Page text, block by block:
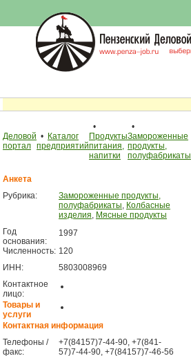
Деловой
портал
• Каталог
предприятий
•
Продукты
питания,
напитки
•
Замороженные
продукты,
полуфабрикаты
Анкета
Рубрика:
Замороженные продукты,
полуфабрикаты, Колбасные
изделия, Мясные продукты
Год
основания:
1997
Численность: 120
ИНН:
5803008969
Контактное
лицо:
Товары и
услуги
Контактная информация
Телефоны /
факс:
+7(84157)7-44-90, +7(841-
57)7-44-90, +7(84157)7-46-56